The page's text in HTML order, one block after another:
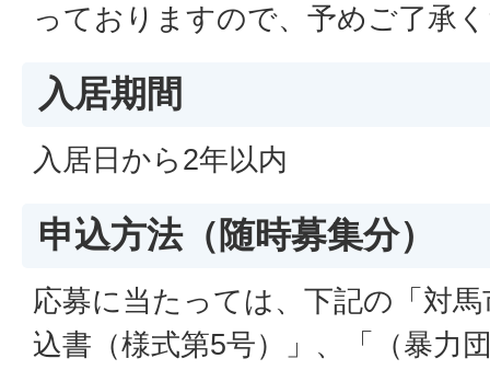
っておりますので、予めご了承
入居期間
入居日から2年以内
申込方法（随時募集分）
応募に当たっては、下記の「対
込書（様式第5号）」、「（暴力